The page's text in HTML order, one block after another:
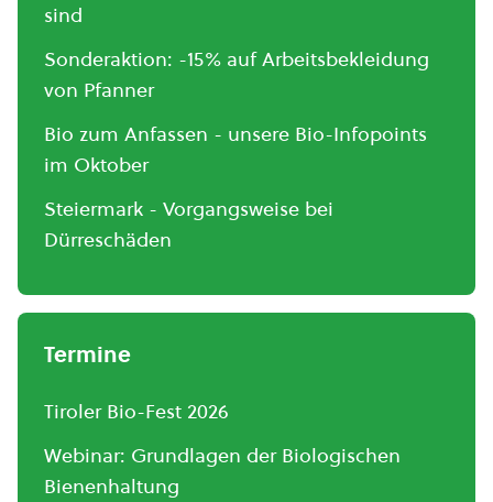
sind
Sonderaktion: -15% auf Arbeitsbekleidung
von Pfanner
Bio zum Anfassen - unsere Bio-Infopoints
im Oktober
Steiermark - Vorgangsweise bei
Dürreschäden
Termine
Tiroler Bio-Fest 2026
Webinar: Grundlagen der Biologischen
Bienenhaltung